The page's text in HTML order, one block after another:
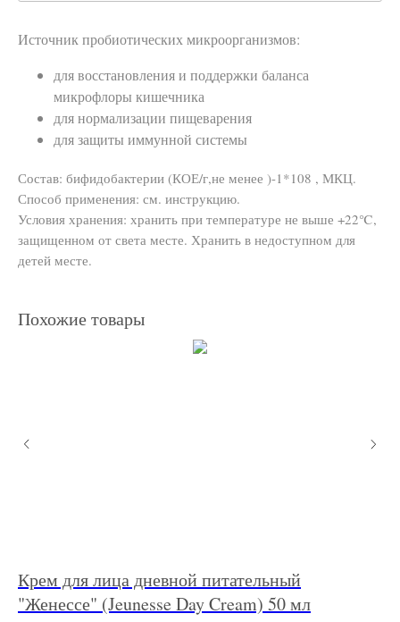
Источник пробиотических микроорганизмов:
для восстановления и поддержки баланса
микрофлоры кишечника
для нормализации пищеварения
для защиты иммунной системы
Состав: бифидобактерии (КОЕ/г,не менее )-1*108 , МКЦ.
Способ применения: см. инструкцию.
Условия хранения: хранить при температуре не выше +22℃,
защищенном от света месте. Хранить в недоступном для
детей месте.
Похожие товары
Крем для лица дневной питательный
"Женессе" (Jeunesse Day Cream) 50 мл